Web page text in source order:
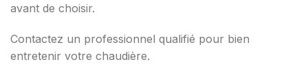
avant de choisir.
Contactez un professionnel qualifié pour bien
entretenir votre chaudière.